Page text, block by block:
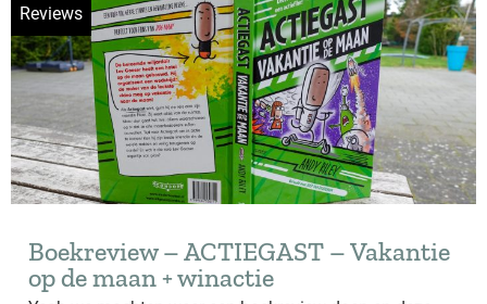
Reviews
Boekreview – ACTIEGAST – Vakantie
op de maan + winactie